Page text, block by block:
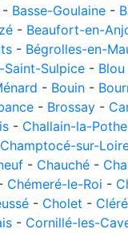
- Basse-Goulaine -
- Beaufort-en-
- Bégrolles-en-
Saint-Sulpice - Blou
- Bouin -
- Brossay -
- Challain-la-
Champtocé-sur-
- Chauché -
Chémeré-le-Roi -
- Cholet -
- Cornillé-les-